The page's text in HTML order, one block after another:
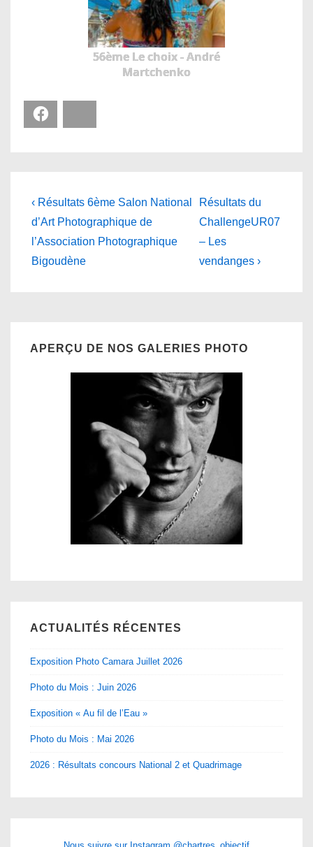
56ème Le choix - André
Martchenko
Navigation
de
l’article
Previous
Post
is
‹ Résultats 6ème Salon National
d’Art Photographique de
l’Association Photographique
Bigoudène
Next
Post
is
Résultats du
ChallengeUR07
– Les
vendanges ›
APERÇU DE NOS GALERIES PHOTO
ACTUALITÉS RÉCENTES
Exposition Photo Camara Juillet 2026
Photo du Mois : Juin 2026
Exposition « Au fil de l’Eau »
Photo du Mois : Mai 2026
2026 : Résultats concours National 2 et Quadrimage